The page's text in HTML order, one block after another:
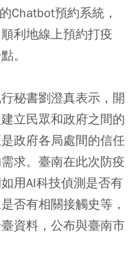
Chatbot預約系統，
利地線上預約打疫
。
秘書劉澄真表示，開
立民眾和政府之間的
政府各局處間的信任
求。臺南在此次防疫
用AI科技偵測是否有
否有相關接觸史等，
資料，公布與臺南市